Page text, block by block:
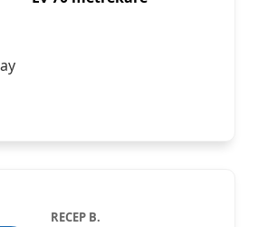
RECEP B.